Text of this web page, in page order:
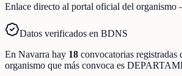
Enlace directo al portal oficial del organismo
Datos verificados en BDNS
En Navarra hay 18 convocatorias registradas
organismo que más convoca es